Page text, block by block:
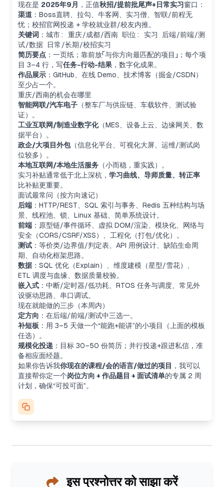
现在是 2025年9月 ，正值秋招/提前批尾声+日常实习窗口：
渠道 ：Boss直聘、拉勾、牛客网、实习僧、智联/前程无
忧；校招官网投递 + 学校就业群/校友内推。
关键词 ： 城市: 重庆/成都/西南 职位: 实习 后端/前端/测
试/数据 日常/长期/校招实习
简历要点 ：一页纸；靠前放「与你方向最匹配的项目」；每个项
目 3–4 行，写任务-行动-结果 ，数字化成果。
作品展示 ：GitHub、在线 Demo、技术博客（掘金/CSDN）
至少占一个。
重庆/西南的机会在哪里
智能网联/汽车电子 （整车厂与供应链、车载软件、测试验
证）。
工业互联网/制造业数字化（MES、设备上云、边缘网关、数
据平台）。
政企/大项目外包（信息化平台、可视化大屏、运维/测试岗
位较多）。
本地互联网/本地生活服务 （小而稳，重实践）。
实习补贴通常低于北上深杭， 学习曲线、导师质量、转正率
比补贴更重要。
面试最常问（按方向速记）
后端 ：HTTP/REST、SQL 索引与事务、Redis 五种结构与场
景、线程池、锁、Linux 基础、简单系统设计。
前端 ：原型链/事件循环、虚拟 DOM/渲染、模块化、网络与
安全（CORS/CSRF/XSS）、工程化（打包/优化）。
测试 ：等价类/边界值/判定表、API 用例设计、缺陷生命周
期、自动化框架思路。
数据 ：SQL 优化（Explain）、维度建模（星型/雪花）、
ETL 调度与血缘、数据质量校验。
嵌入式 ：中断/定时器/低功耗、RTOS 任务与调度、常见外
设驱动思路、串口调试。
现在就能做的三步（本周内）
定方向 ：在后端/前端/测试中三选一。
补短板 ：用 3–5 天做一个“能跑+能讲”的小项目（上面的模板
任选）。
规模化投递 ：目标 30–50 份简历；并行投递+跟进私信，准
备相应面经题。
如果你告诉我你现在的课程/会的语言/做过的项目 ，我可以
直接帮你定一个岗位方向 + 作品题目 + 面试清单的专属 2 周
计划，确保“可投可面”。
इस प्रश्नोत्तर को साझा करें